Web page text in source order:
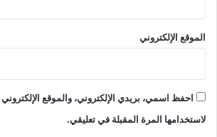
الموقع الإلكتروني
احفظ اسمي، بريدي الإلكتروني، والموقع
لاستخدامها المرة المقبلة في تعليقي.